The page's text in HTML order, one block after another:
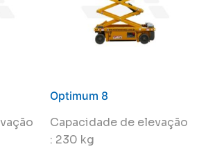
Optimum 8
Capacidade de elevação
: 230 kg